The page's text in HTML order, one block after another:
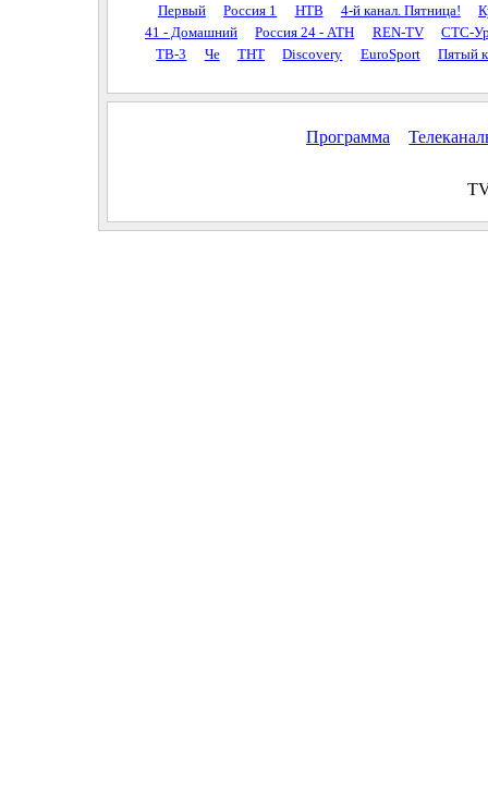
Первый Россия 1 НТВ 4-й канал. Пятница!
41 - Домашний
Россия 24 - АТН REN-TV
СТС-
ТВ-3
Че ТНТ Discovery EuroSport Пятый
Программа